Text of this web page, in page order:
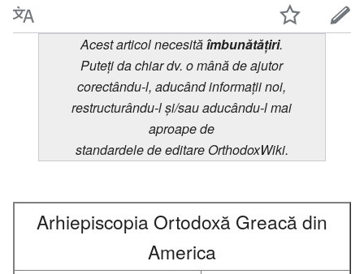
Acest articol necesităîmbunătățiri.
Puteți da chiar dv. o mână de ajutor
corectându-l, aducând informații noi,
restructurându-l și/sau aducându-l mai
aproape de
standardele de editare OrthodoxWiki.
Arhiepiscopia Ortodoxă Greacă din
America